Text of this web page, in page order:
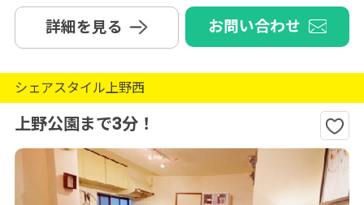
詳細を見る お問い合わせ
シェアスタイル上野西
上野公園まで3分！